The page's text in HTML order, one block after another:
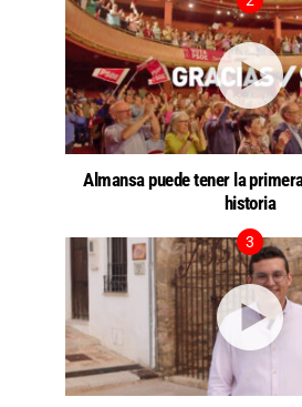
Almansa puede tener la
historia